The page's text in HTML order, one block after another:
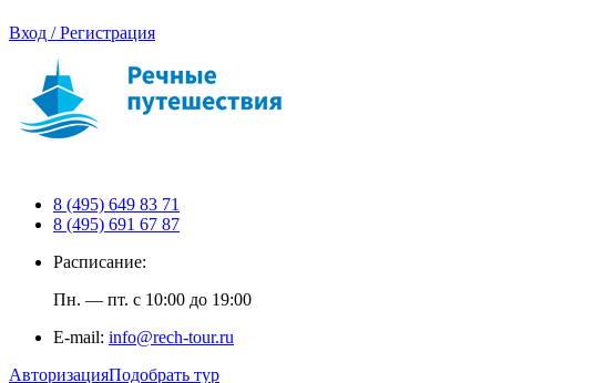
Вход / Регистрация
8 (495) 649 83 71
8 (495) 691 67 87
Расписание:
Пн. — пт. с 10:00 до 19:00
E-mail: info@rech-tour.ru
АвторизацияПодобрать тур